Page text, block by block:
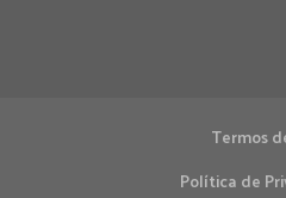
Termos
Política de